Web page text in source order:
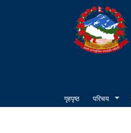
गृहपृष्ठ परिचय